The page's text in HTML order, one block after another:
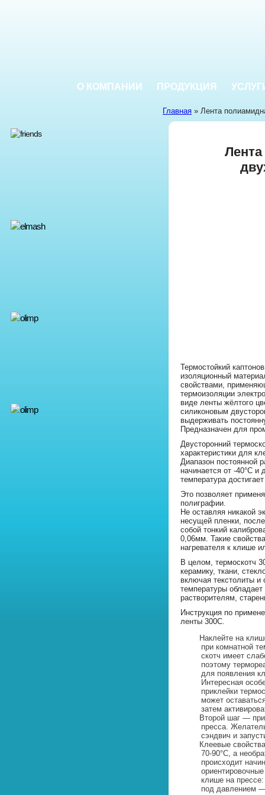
О КОМПАНИИ ПРОДУКЦИЯ
Главная » Лента
Термостойкий
изоляционный
свойствами,
термоизоляции
виде ленты жёлтого
силиконовым
выдерживать
Предназначен для
Двусторонний
характеристики для
Диапазон постоянной
начинается от -40°С и
температура
Это позволяет
полиграфии.
Не оставляя никакой
несущей пленки,
собой тонкий
0,06мм. Такие
нагревателя к клише
В целом, термоскотч
керамику, ткани,
включая текстолиты и
температуры
растворителям,
Инструкция по
ленты 300С.
Наклейте на
при комнатной
скотч имеет
поэтому
для появления
Интересная
приклейки
может
затем
Второй шаг —
пресса.
сэндвич и
Клеевые
70-90°С, а
происходит
клише на
под давлением